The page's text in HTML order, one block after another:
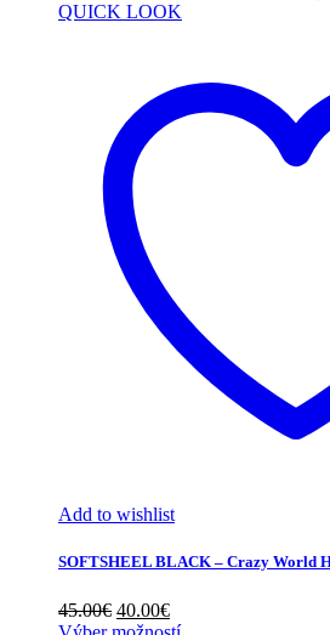
QUICK LOOK
Add to wishlist
SOFTSHEEL BLACK – Crazy World
45.00€ Pôvodná
cena
40.00€Aktuálna
cena